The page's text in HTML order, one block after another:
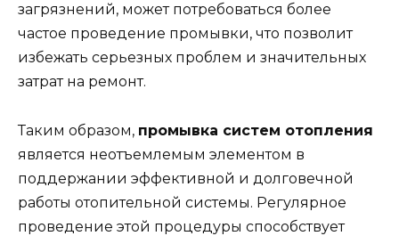
загрязнений, может потребоваться более
частое проведение промывки, что позволит
избежать серьезных проблем и значительных
затрат на ремонт.
Таким образом, промывка систем отопления
является неотъемлемым элементом в
поддержании эффективной и долговечной
работы отопительной системы. Регулярное
проведение этой процедуры способствует